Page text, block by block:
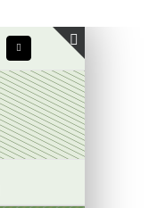
Email
Toggle
area
barra
scorrevole